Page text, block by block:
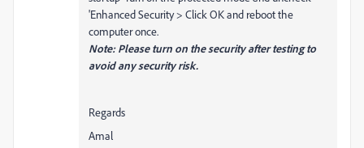
'Enhanced Security > Click OK and reboot the
computer once.
Note: Please turn on the security after testing to
avoid any security risk.
Regards
Amal